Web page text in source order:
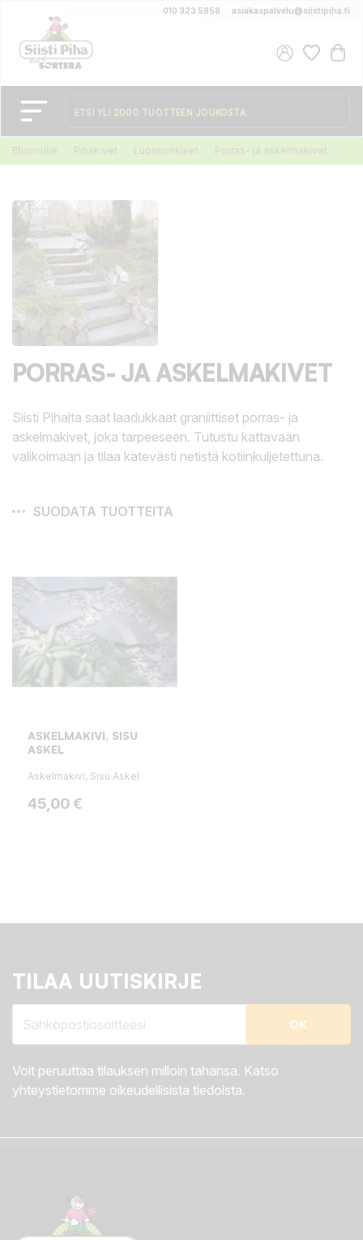
010 323 5858 asiakaspalvelu@siistipiha.fi
Etusivulle Pihakivet Luonnonkivet Porras- ja askelmakivet
PORRAS- JA ASKELMAKIVET
Siisti Pihalta saat laadukkaat graniittiset porras- ja
askelmakivet, joka tarpeeseen. Tutustu kattavaan
valikoimaan ja tilaa kätevästi netistä kotiinkuljetettuna.
SUODATA TUOTTEITA
ASKELMAKIVI, SISU
ASKEL
Askelmakivi, Sisu Askel
Hinta
45,00 €
TILAA UUTISKIRJE
Voit peruuttaa tilauksen milloin tahansa. Katso
yhteystietomme oikeudellisista tiedoista.